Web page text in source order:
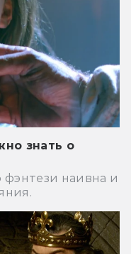
знать о
наивна и